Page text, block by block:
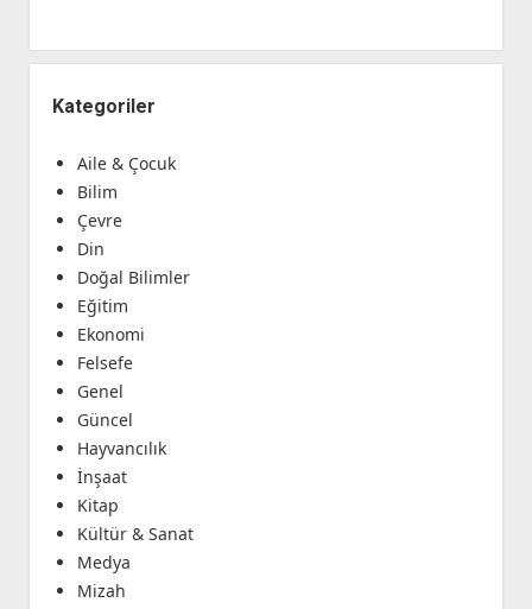
Kategoriler
Aile & Çocuk
Bilim
Çevre
Din
Doğal Bilimler
Eğitim
Ekonomi
Felsefe
Genel
Güncel
Hayvancılık
İnşaat
Kitap
Kültür & Sanat
Medya
Mizah